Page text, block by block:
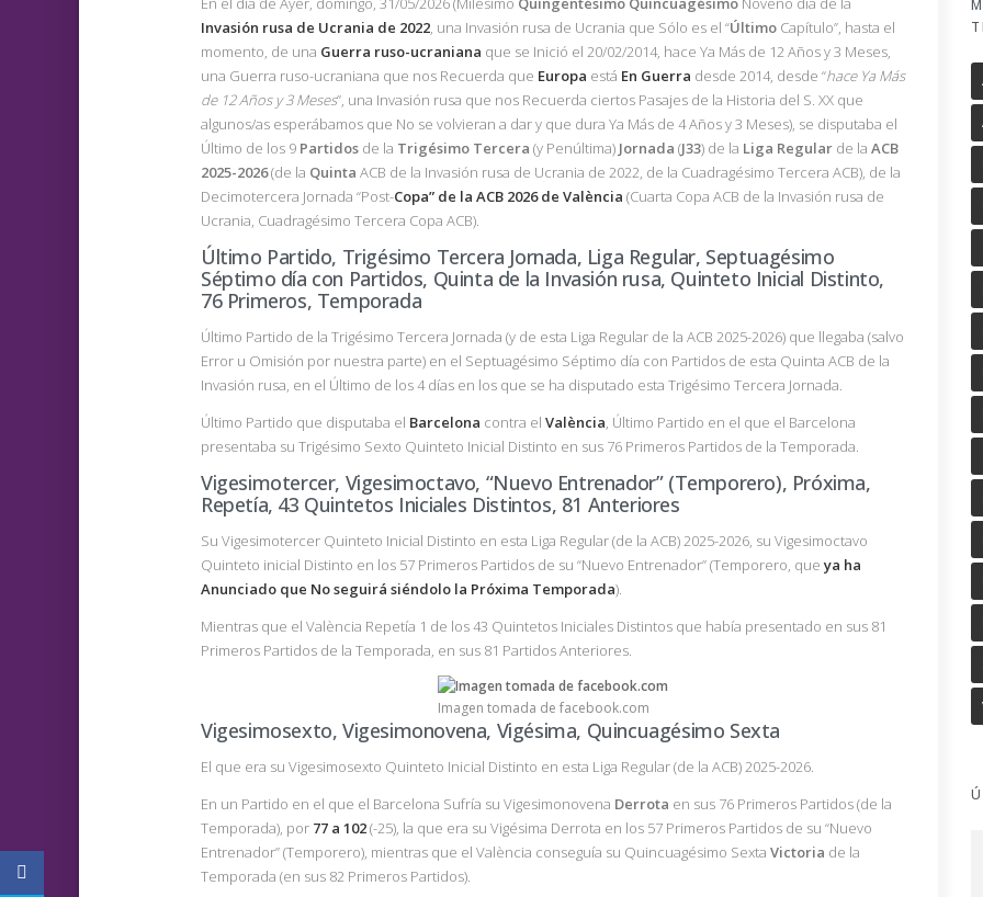
Invasión rusa de Ucrania de 2022, una Invasión rusa de Ucrania que Sólo es el “Último Capítulo”, hasta el
momento, de una Guerra ruso-ucraniana que se Inició el 20/02/2014, hace Ya Más de 12 Años y 3 Meses,
una Guerra ruso-ucraniana que nos Recuerda que Europa está En Guerra desde 2014, desde “hace Ya Más
de 12 Años y 3 Meses”, una Invasión rusa que nos Recuerda ciertos Pasajes de la Historia del S. XX que
algunos/as esperábamos que No se volvieran a dar y que dura Ya Más de 4 Años y 3 Meses), se disputaba el
Último de los 9 Partidos de la Trigésimo Tercera (y Penúltima) Jornada (J33) de la Liga Regular de la ACB
2025-2026(de la Quinta ACB de la Invasión rusa de Ucrania de 2022, de la Cuadragésimo Tercera ACB), de la
Decimotercera Jornada “Post-Copa” de la ACB 2026 de València (Cuarta Copa ACB de la Invasión rusa de
Ucrania, Cuadragésimo Tercera Copa ACB).
Último Partido, Trigésimo Tercera Jornada, Liga Regular, Septuagésimo
Séptimo día con Partidos, Quinta de la Invasión rusa, Quinteto Inicial Distinto,
76 Primeros, Temporada
Último Partido de la Trigésimo Tercera Jornada (y de esta Liga Regular de la ACB 2025-2026) que llegaba (salvo
Error u Omisión por nuestra parte) en el Septuagésimo Séptimo día con Partidos de esta Quinta ACB de la
Invasión rusa, en el Último de los 4 días en los que se ha disputado esta Trigésimo Tercera Jornada.
Último Partido que disputaba el Barcelona contra el València, Último Partido en el que el Barcelona
presentaba su Trigésimo Sexto Quinteto Inicial Distinto en sus 76 Primeros Partidos de la Temporada.
Vigesimotercer, Vigesimoctavo, “Nuevo Entrenador” (Temporero), Próxima,
Repetía, 43 Quintetos Iniciales Distintos, 81 Anteriores
Su Vigesimotercer Quinteto Inicial Distinto en esta Liga Regular (de la ACB) 2025-2026, su Vigesimoctavo
Quinteto inicial Distinto en los 57 Primeros Partidos de su “Nuevo Entrenador” (Temporero, que ya ha
Anunciado que No seguirá siéndolo la Próxima Temporada).
Mientras que el València Repetía 1 de los 43 Quintetos Iniciales Distintos que había presentado en sus 81
Primeros Partidos de la Temporada, en sus 81 Partidos Anteriores.
Imagen tomada de facebook.com
Vigesimosexto, Vigesimonovena, Vigésima, Quincuagésimo Sexta
El que era su Vigesimosexto Quinteto Inicial Distinto en esta Liga Regular (de la ACB) 2025-2026.
En un Partido en el que el Barcelona Sufría su Vigesimonovena Derrota en sus 76 Primeros Partidos (de la
Temporada), por 77 a 102(-25), la que era su Vigésima Derrota en los 57 Primeros Partidos de su “Nuevo
Entrenador” (Temporero), mientras que el València conseguía su Quincuagésimo Sexta Victoria de la
Temporada (en sus 82 Primeros Partidos).